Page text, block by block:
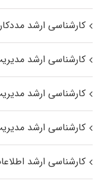
کارشناسی ارشد
کارشناسی ارشد
کارشناسی ارشد
کارشناسی ارشد
کارشناسی ارشد